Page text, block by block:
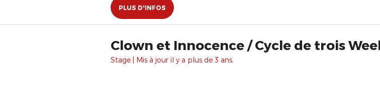
PLUS D'INFOS
Clown et Innocence / Cycle de trois
Stage | Mis à jour il y a plus de 3 ans.